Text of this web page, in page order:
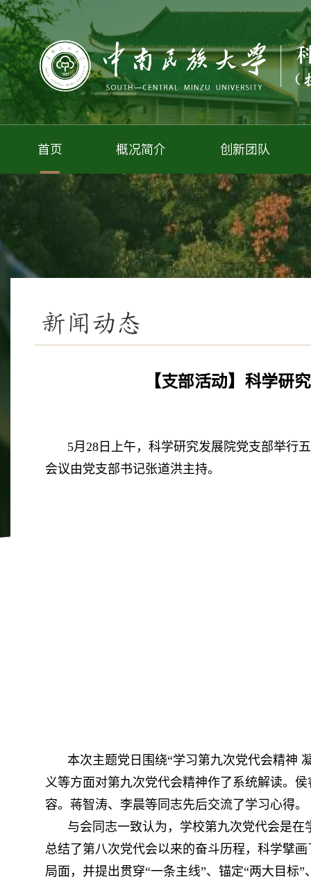
首页 概况简介 创新团队
新闻动态
【支部活动】科学研
5月28日上午，科学研究发展院党支部举行
会议由党支部书记张道洪主持。
本次主题党日围绕“学习第九次党代会精神
义等方面对第九次党代会精神作了系统解读。
容。蒋智涛、李晨等同志先后交流了学习心得。
与会同志一致认为，学校第九次党代会是
总结了第八次党代会以来的奋斗历程，科学擘
局面，并提出贯穿“一条主线”、锚定“两大目标